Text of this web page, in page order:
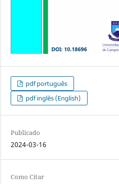
pdf português
pdf inglês (English)
Publicado
2024-03-16
Como Citar